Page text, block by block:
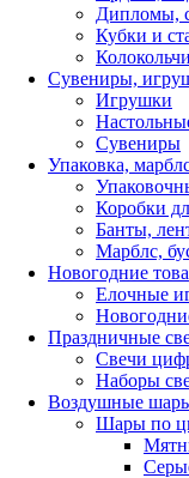
Дипломы,
Кубки и
Сувениры,
Игрушки
Сувениры
Упаковка,
Коробки
Банты,
Марблс,
Новогодние
Елочные
Праздничные
Свечи
Наборы
Воздушные
Шары по